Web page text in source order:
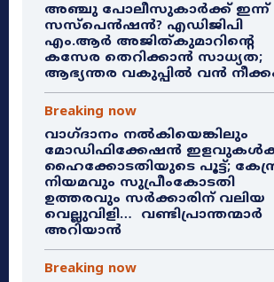
അഞ്ചു പോലീസുകാർക്ക് ഇന്ന്
സസ്‌പെൻഷൻ? എഡിജിപി
എം.ആർ അജിത്കുമാറിൻ്റെ
കസേര തെറിക്കാൻ സാധ്യത;
ആഭ്യന്തര വകുപ്പിൽ വൻ
Breaking now
വാഗ്ദാനം നൽകിയെങ്കിലും
മോഡിഫിക്കേഷൻ
ഹൈക്കോടതിയുടെ പൂട്ട്;
നിയമവും സുപ്രീംകോടതി
ഉത്തരവും സർക്കാരിന് വലിയ
വെല്ലുവിളി… വണ്ടിപ്രാന്തന്മാർ
അറിയാൻ
Breaking now